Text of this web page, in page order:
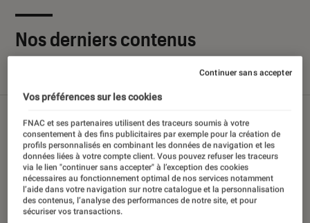
Nos derniers contenus
Sélections et guides Tests
Vos préférences sur les cookies
FNAC et ses partenaires utilisent des traceurs soumis à votre
consentement à des fins publicitaires par exemple pour la création de
profils personnalisés en combinant les données de navigation et les
données liées à votre compte client. Vous pouvez refuser les traceurs
via le lien "continuer sans accepter" à l’exception des cookies
nécessaires au fonctionnement optimal de nos services notamment
l’aide dans votre navigation sur notre catalogue et la personnalisation
des contenus, l’analyse des performances de notre site, et pour
sécuriser vos transactions.
Continuer sans accepter